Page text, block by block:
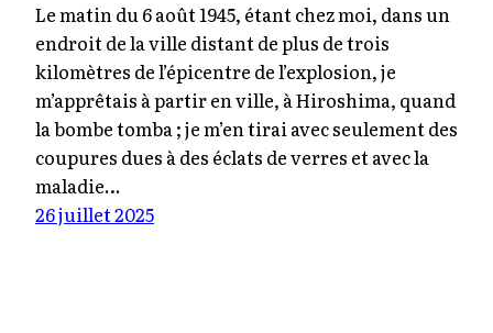
Le matin du 6 août 1945, étant chez moi, dans un
endroit de la ville distant de plus de trois
kilomètres de l’épicentre de l’explosion, je
m’apprêtais à partir en ville, à Hiroshima, quand
la bombe tomba ; je m’en tirai avec seulement des
coupures dues à des éclats de verres et avec la
maladie…
26 juillet 2025